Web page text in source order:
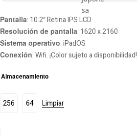
Pantalla: 10.2″ Retina IPS LCD
Resolución de pantalla: 1620 x 2160
Sistema operativo: iPadOS
Conexión: Wifi. ¡Color sujeto a disponibilidad!
Almacenamiento
256 64 Limpiar